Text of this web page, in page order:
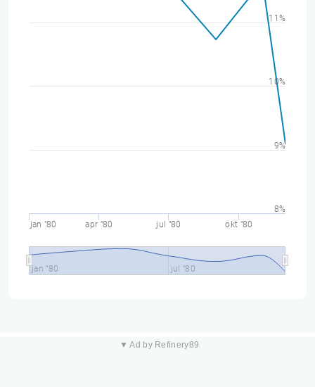
jan "80 apr "80 jul "80 okt "80
jan "80 jul "80
8%
9%
10%
11%
▼ Ad by Refinery89